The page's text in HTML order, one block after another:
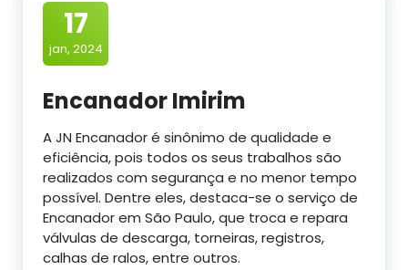
17
jan, 2024
Encanador Imirim
A JN Encanador é sinônimo de qualidade e
eficiência, pois todos os seus trabalhos são
realizados com segurança e no menor tempo
possível. Dentre eles, destaca-se o serviço de
Encanador em São Paulo, que troca e repara
válvulas de descarga, torneiras, registros,
calhas de ralos, entre outros.